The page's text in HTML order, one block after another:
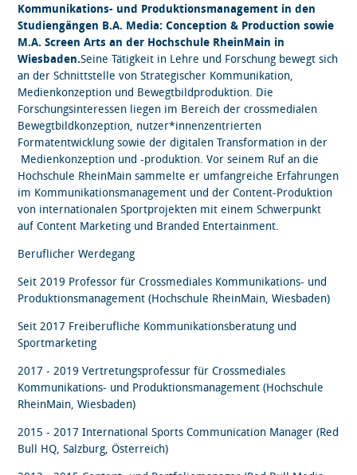
Kommunikations- und Produktionsmanagement in den
Studiengängen B.A. Media: Conception & Production sowie
M.A. Screen Arts an der Hochschule RheinMain in
Wiesbaden.Seine Tätigkeit in Lehre und Forschung bewegt sich
an der Schnittstelle von Strategischer Kommunikation,
Medienkonzeption und Bewegtbildproduktion. Die
Forschungsinteressen liegen im Bereich der crossmedialen
Bewegtbildkonzeption, nutzer*innenzentrierten
Formatentwicklung sowie der digitalen Transformation in der
Medienkonzeption und -produktion. Vor seinem Ruf an die
Hochschule RheinMain sammelte er umfangreiche Erfahrungen
im Kommunikationsmanagement und der Content-Produktion
von internationalen Sportprojekten mit einem Schwerpunkt
auf Content Marketing und Branded Entertainment.
Beruflicher Werdegang
Seit 2019 Professor für Crossmediales Kommunikations- und
Produktionsmanagement (Hochschule RheinMain, Wiesbaden)
Seit 2017 Freiberufliche Kommunikationsberatung und
Sportmarketing
2017 - 2019 Vertretungsprofessur für Crossmediales
Kommunikations- und Produktionsmanagement (Hochschule
RheinMain, Wiesbaden)
2015 - 2017 International Sports Communication Manager (Red
Bull HQ, Salzburg, Österreich)